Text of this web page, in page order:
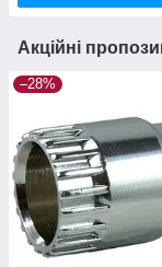
Акційні
–28%